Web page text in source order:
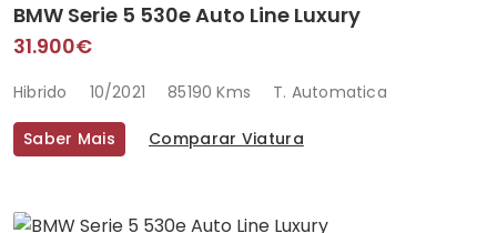
BMW Serie 5 530e Auto Line Luxury
31.900€
Hibrido 10/2021 85190 Kms T. Automatica
Saber Mais Comparar Viatura